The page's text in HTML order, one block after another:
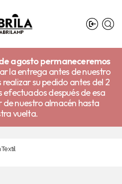
agosto permaneceremos
la entrega antes de nuestro
su pedido antes del 2
efectuados después de esa
nuestro almacén hasta
vuelta.